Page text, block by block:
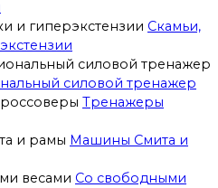
Скамьи,
силовой тренажер
Тренажеры
Машины Смита и
Со свободными